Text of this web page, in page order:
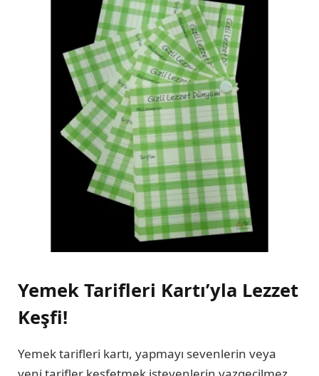
Yemek Tarifleri Kartı’yla Lezzet
Keşfi!
Yemek tarifleri kartı, yapmayı sevenlerin veya